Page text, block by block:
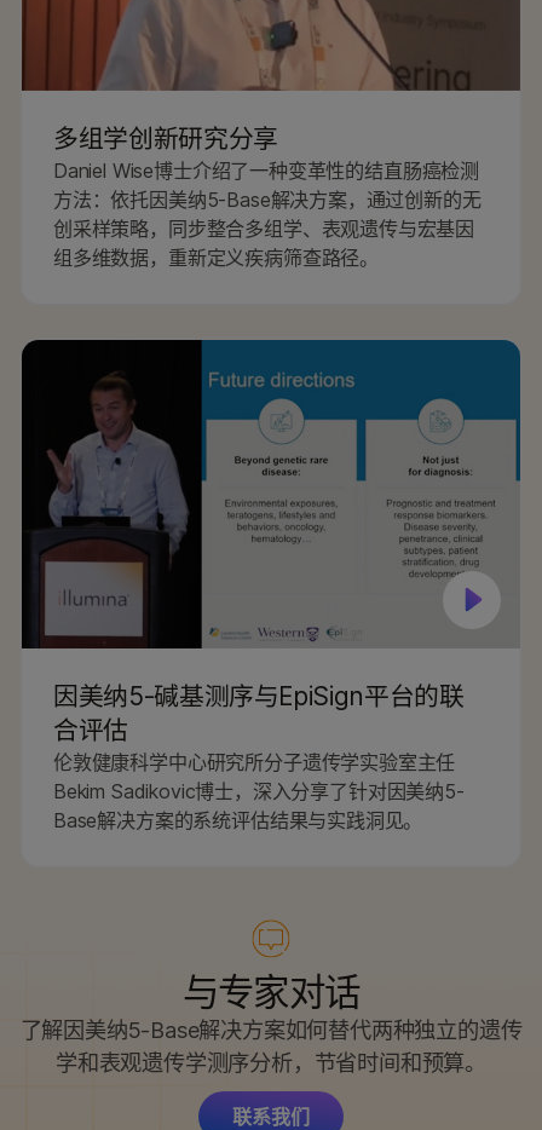
多组学创新研究分享
Daniel Wise博士介绍了一种变革性的结直肠癌检测
方法：依托因美纳5-Base解决方案，通过创新的无
创采样策略，同步整合多组学、表观遗传与宏基因
组多维数据，重新定义疾病筛查路径。
因美纳5-碱基测序与EpiSign平台的联
合评估
伦敦健康科学中心研究所分子遗传学实验室主任
Bekim Sadikovic博士，深入分享了针对因美纳5-
Base解决方案的系统评估结果与实践洞见。
与专家对话
了解因美纳5-Base解决方案如何替代两种独立的遗传
学和表观遗传学测序分析，节省时间和预算。
联系我们